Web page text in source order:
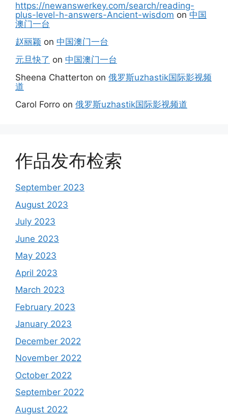
https://newanswerkey.com/search/reading-
plus-level-h-answers-Ancient-wisdom on 中国
澳门一台
赵丽颖 on 中国澳门一台
元旦快了 on 中国澳门一台
Sheena Chatterton on 俄罗斯uzhastik国际影视频
道
Carol Forro on 俄罗斯uzhastik国际影视频道
作品发布检索
September 2023
August 2023
July 2023
June 2023
May 2023
April 2023
March 2023
February 2023
January 2023
December 2022
November 2022
October 2022
September 2022
August 2022